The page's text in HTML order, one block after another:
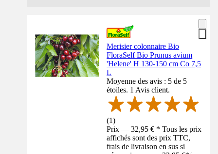
Merisier colonnaire Bio
FloraSelf Bio Prunus avium
'Helene' H 130-150 cm Co 7,5
L
Moyenne des avis : 5 de 5
étoiles. 1 Avis client.
(1)
Prix — 32,95 € * Tous les prix
affichés sont des prix TTC,
frais de livraison en sus si